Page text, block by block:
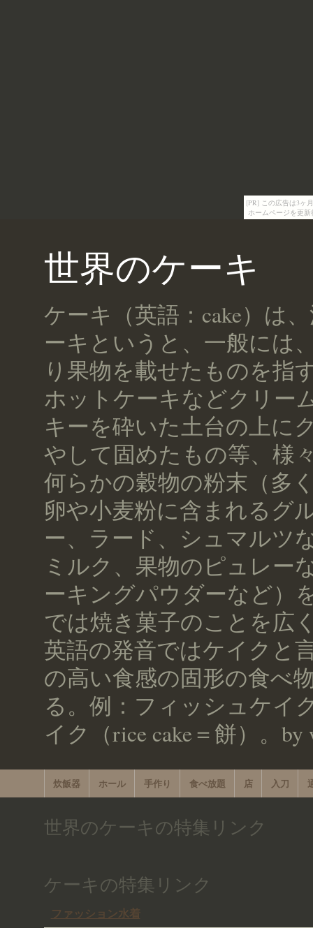
[PR] この広告は3ヶ
ホームページを更
世界のケーキ
ケーキ（英語：cake）は
ーキというと、一般には
り果物を載せたものを指
ホットケーキなどクリー
キーを砕いた土台の上に
やして固めたもの等、様
何らかの穀物の粉末（多
卵や小麦粉に含まれるグ
ー、ラード、シュマルツ
ミルク、果物のピュレー
ーキングパウダーなど）
では焼き菓子のことを広
英語の発音ではケイクと
の高い食感の固形の食べ
る。例：フィッシュケイ
イク（rice cake＝餅）。by
炊飯器 ホール 手作り 食べ放題 店 入刀
世界のケーキの特集リンク
ケーキの特集リンク
ファッション水着